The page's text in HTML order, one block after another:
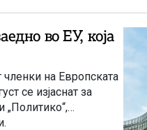
во ЕУ, која
на Европската
се изјаснат за
„Политико“,